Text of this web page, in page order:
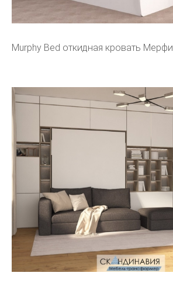
Murphy Bed откидная кровать Мерфи